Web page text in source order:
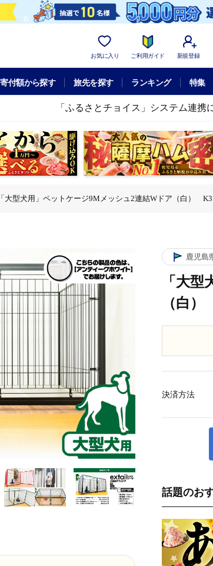
お気に入り ご利用ガイド 新規登録
寄付額から探す 旅先を探す ランキング 特集
「ふるさとチョイス」システム連携
「大型犬用」ペットケージ9Mメッシュ2連結Wドア（白）
鹿児島
「大
（白
話題のお
決済方法